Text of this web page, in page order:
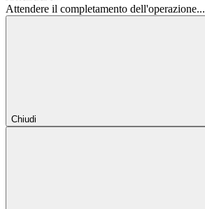
Attendere il completamento dell'operazione...
Chiudi